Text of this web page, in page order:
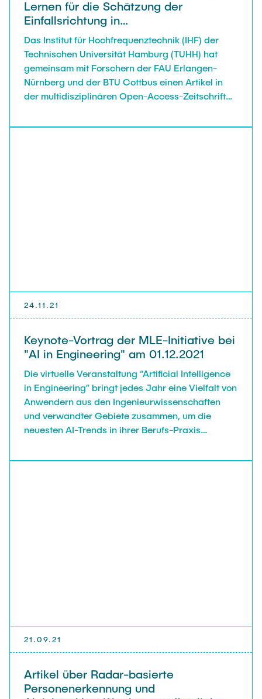
Lernen für die Schätzung der
Einfallsrichtung in
Automobilradarsystemen veröffentlicht
Das Institut für Hochfrequenztechnik (IHF) der
Technischen Universität Hamburg (TUHH) hat
gemeinsam mit Forschern der FAU Erlangen-
Nürnberg und der BTU Cottbus einen Artikel in
der multidisziplinären Open-Access-Zeitschrift
Einsatzmöglichkeiten von maschinellem Lernen
24.11.21
Keynote-Vortrag der MLE-Initiative bei
"AI in Engineering" am 01.12.2021
Die virtuelle Veranstaltung “Artificial Intelligence
in Engineering” bringt jedes Jahr eine Vielfalt von
Anwendern aus den Ingenieurwissenschaften
und verwandter Gebiete zusammen, um die
neuesten AI-Trends in ihrer Berufs-Praxis
eröffnet durch die Keynote “Machine Learning in
21.09.21
Artikel über Radar-basierte
Personenerkennung und